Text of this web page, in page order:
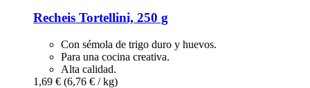
Recheis Tortellini, 250 g
Con sémola de trigo duro y huevos.
Para una cocina creativa.
Alta calidad.
1,69 € (6,76 € / kg)